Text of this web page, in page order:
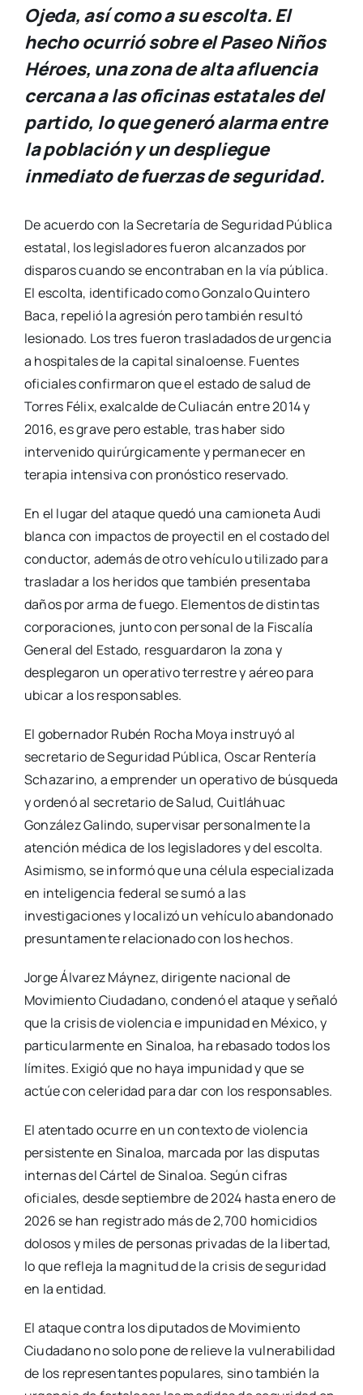
Ojeda, así como a su escolta. El
hecho ocurrió sobre el Paseo Niños
Héroes, una zona de alta afluencia
cercana a las oficinas estatales del
partido, lo que generó alarma entre
la población y un despliegue
inmediato de fuerzas de seguridad.
De acuerdo con la Secretaría de Seguridad Pública
estatal, los legisladores fueron alcanzados por
disparos cuando se encontraban en la vía pública.
El escolta, identificado como Gonzalo Quintero
Baca, repelió la agresión pero también resultó
lesionado. Los tres fueron trasladados de urgencia
a hospitales de la capital sinaloense. Fuentes
oficiales confirmaron que el estado de salud de
Torres Félix, exalcalde de Culiacán entre 2014 y
2016, es grave pero estable, tras haber sido
intervenido quirúrgicamente y permanecer en
terapia intensiva con pronóstico reservado.
En el lugar del ataque quedó una camioneta Audi
blanca con impactos de proyectil en el costado del
conductor, además de otro vehículo utilizado para
trasladar a los heridos que también presentaba
daños por arma de fuego. Elementos de distintas
corporaciones, junto con personal de la Fiscalía
General del Estado, resguardaron la zona y
desplegaron un operativo terrestre y aéreo para
ubicar a los responsables.
El gobernador Rubén Rocha Moya instruyó al
secretario de Seguridad Pública, Oscar Rentería
Schazarino, a emprender un operativo de búsqueda
y ordenó al secretario de Salud, Cuitláhuac
González Galindo, supervisar personalmente la
atención médica de los legisladores y del escolta.
Asimismo, se informó que una célula especializada
en inteligencia federal se sumó a las
investigaciones y localizó un vehículo abandonado
presuntamente relacionado con los hechos.
Jorge Álvarez Máynez, dirigente nacional de
Movimiento Ciudadano, condenó el ataque y señaló
que la crisis de violencia e impunidad en México, y
particularmente en Sinaloa, ha rebasado todos los
límites. Exigió que no haya impunidad y que se
actúe con celeridad para dar con los responsables.
El atentado ocurre en un contexto de violencia
persistente en Sinaloa, marcada por las disputas
internas del Cártel de Sinaloa. Según cifras
oficiales, desde septiembre de 2024 hasta enero de
2026 se han registrado más de 2,700 homicidios
dolosos y miles de personas privadas de la libertad,
lo que refleja la magnitud de la crisis de seguridad
en la entidad.
El ataque contra los diputados de Movimiento
Ciudadano no solo pone de relieve la vulnerabilidad
de los representantes populares, sino también la